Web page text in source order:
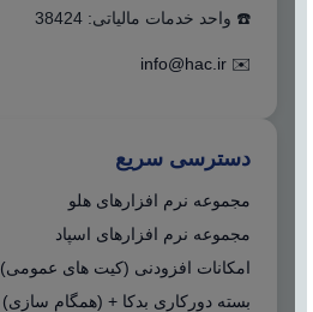
☎️ واحد خدمات مالیاتی: 38424
✉️
info@hac.ir
دسترسی سریع
مجموعه نرم افزارهای هلو
مجموعه نرم افزارهای اسپاد
امکانات افزودنی (کیت های عمومی)
بسته دورکاری بدکا + (همگام سازی)